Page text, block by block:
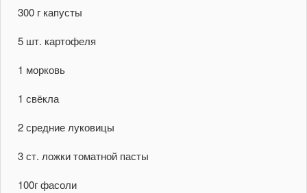
300 г капусты
5 шт. картофеля
1 морковь
1 свёкла
2 средние луковицы
3 ст. ложки томатной пасты
100г фасоли